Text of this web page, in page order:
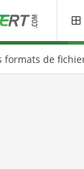
formats de